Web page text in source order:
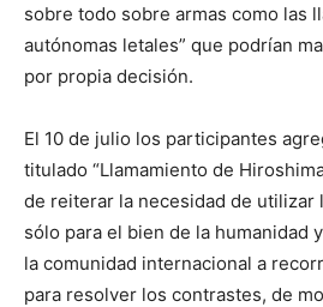
sobre todo sobre armas como las
autónomas letales” que podrían
por propia decisión.
El 10 de julio los participantes
titulado “Llamamiento de
de reiterar la necesidad de utilizar
sólo para el bien de la humanidad
la comunidad internacional a
para resolver los contrastes, de